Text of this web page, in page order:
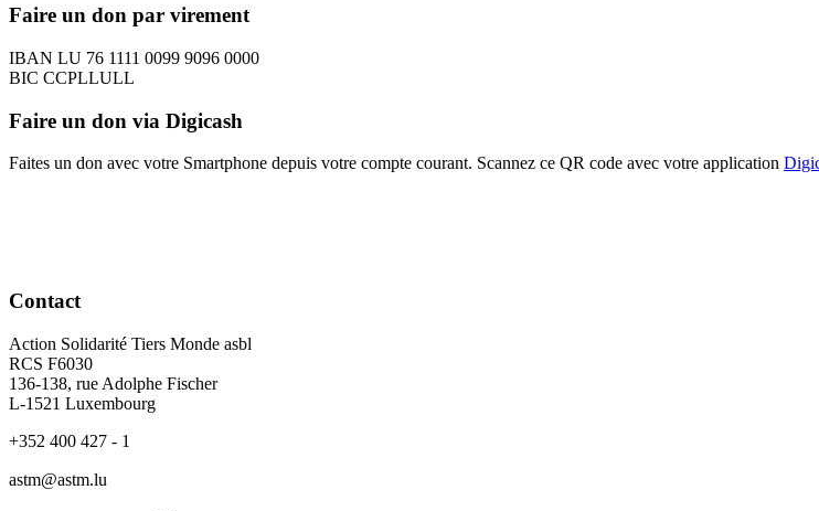
Faire un don par virement
IBAN LU 76 1111 0099 9096 0000
BIC CCPLLULL
Faire un don via Digicash
Faites un don avec votre Smartphone depuis votre compte courant. Scannez ce QR code avec votre application
Contact
Action Solidarité Tiers Monde asbl
RCS F6030
136-138, rue Adolphe Fischer
L-1521 Luxembourg
+352 400 427 - 1
astm@astm.lu